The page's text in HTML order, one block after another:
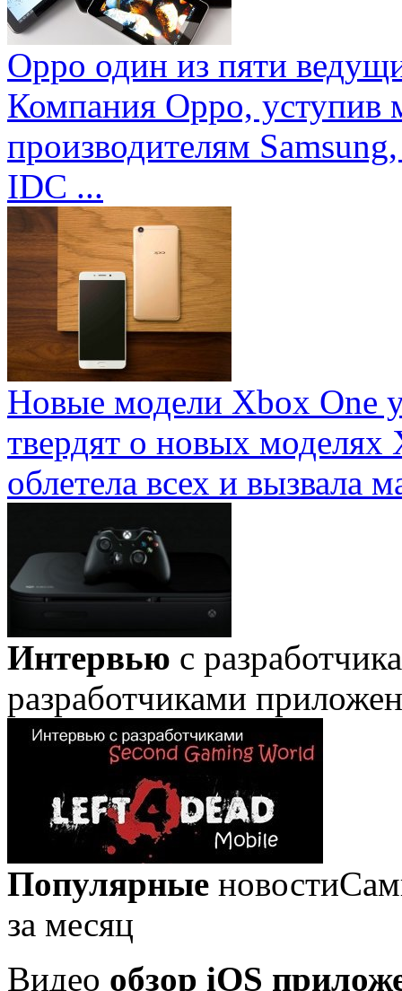
Oppo один из пяти
Компания Oppo, уступив
производителям
IDC ...
Новые модели Xbox One
твердят о новых
облетела всех и вызвала
Интервью с
разработчиками
Популярные новости
за месяц
Видео обзор iOS